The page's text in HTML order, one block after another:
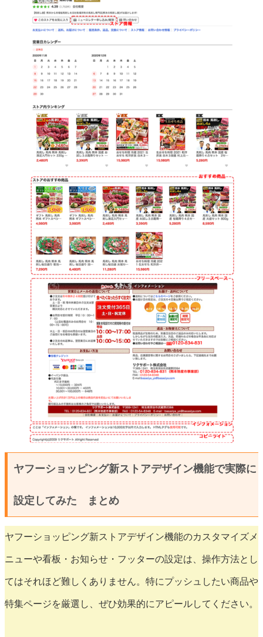
ヤフーショッピング新ストアデザイン機能で実際に
設定してみた まとめ
ヤフーショッピング新ストアデザイン機能のカスタマイズメ
ニューや看板・お知らせ・フッターの設定は、操作方法とし
てはそれほど難しくありません。特にプッシュしたい商品や
特集ページを厳選し、ぜひ効果的にアピールしてください。